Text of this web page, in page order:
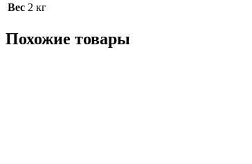
Вес 2 кг
Похожие товары